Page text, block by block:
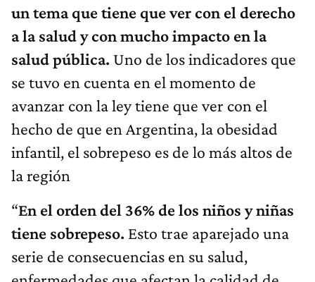
un tema que tiene que ver con el derecho
a la salud y con mucho impacto en la
salud pública. Uno de los indicadores que
se tuvo en cuenta en el momento de
avanzar con la ley tiene que ver con el
hecho de que en Argentina, la obesidad
infantil, el sobrepeso es de lo más altos de
la región
“En el orden del 36% de los niños y niñas
tiene sobrepeso. Esto trae aparejado una
serie de consecuencias en su salud,